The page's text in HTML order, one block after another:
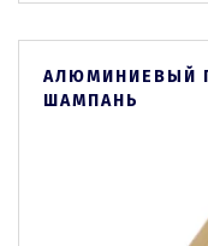
АЛЮМИНИЕВЫЙ
ШАМПАНЬ